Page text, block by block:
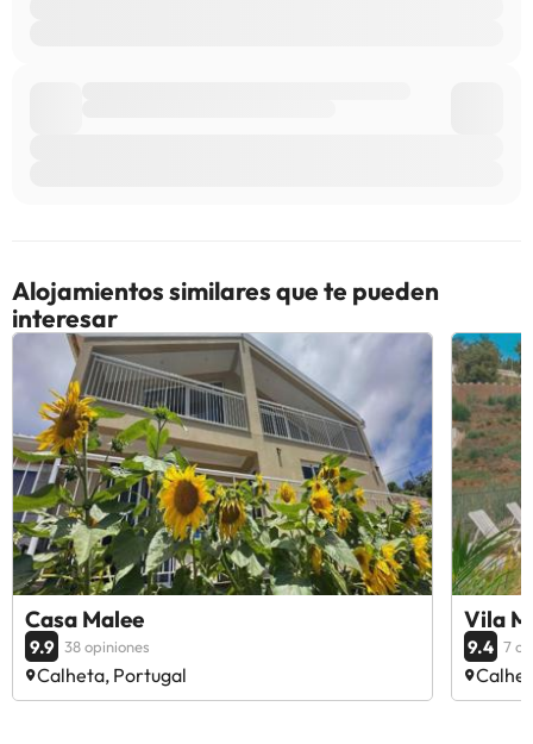
Alojamientos similares que te pueden
interesar
Casa Malee
9.9 38 opiniones
Calheta, Portugal
Vila
9.4 7